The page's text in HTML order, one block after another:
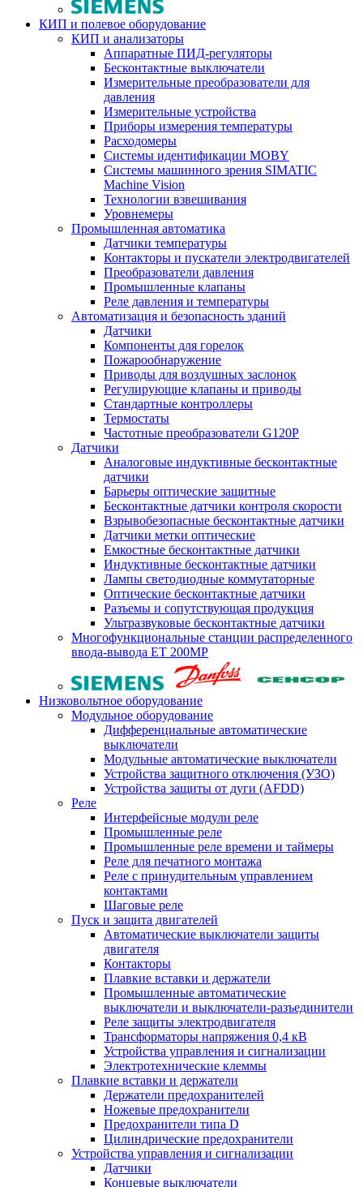
КИП и полевое оборудование
КИП и анализаторы
Аппаратные ПИД-регуляторы
Бесконтактные выключатели
Измерительные преобразователи для
давления
Измерительные устройства
Приборы измерения температуры
Расходомеры
Системы идентификации MOBY
Системы машинного зрения SIMATIC
Machine Vision
Технологии взвешивания
Уровнемеры
Промышленная автоматика
Датчики температуры
Контакторы и пускатели электродвигателей
Преобразователи давления
Промышленные клапаны
Реле давления и температуры
Автоматизация и безопасность зданий
Датчики
Компоненты для горелок
Пожарообнаружение
Приводы для воздушных заслонок
Регулирующие клапаны и приводы
Стандартные контроллеры
Термостаты
Частотные преобразователи G120P
Датчики
Аналоговые индуктивные бесконтактные
датчики
Барьеры оптические защитные
Бесконтактные датчики контроля скорости
Взрывобезопасные бесконтактные датчики
Датчики метки оптические
Емкостные бесконтактные датчики
Индуктивные бесконтактные датчики
Лампы светодиодные коммутаторные
Оптические бесконтактные датчики
Разъемы и сопутствующая продукция
Ультразвуковые бесконтактные датчики
Многофункциональные станции распределенного
ввода-вывода ET 200MP
Низковольтное оборудование
Модульное оборудование
Дифференциальные автоматические
выключатели
Модульные автоматические выключатели
Устройства защитного отключения (УЗО)
Устройства защиты от дуги (AFDD)
Реле
Интерфейсные модули реле
Промышленные реле
Промышленные реле времени и таймеры
Реле для печатного монтажа
Реле с принудительным управлением
контактами
Шаговые реле
Пуск и защита двигателей
Автоматические выключатели защиты
двигателя
Контакторы
Плавкие вставки и держатели
Промышленные автоматические
выключатели и выключатели-разъединители
Реле защиты электродвигателя
Трансформаторы напряжения 0,4 кВ
Устройства управления и сигнализации
Электротехнические клеммы
Плавкие вставки и держатели
Держатели предохранителей
Ножевые предохранители
Предохранители типа D
Цилиндрические предохранители
Устройства управления и сигнализации
Датчики
Концевые выключатели